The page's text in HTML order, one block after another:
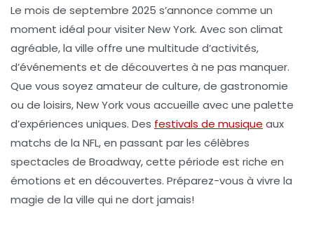
Le mois de septembre 2025 s’annonce comme un
moment idéal pour visiterNew York. Avec son climat
agréable, la ville offre une multitude d’activités,
d’événements et de découvertes à ne pas manquer.
Que vous soyez amateur de culture, de gastronomie
ou de loisirs, New York vous accueille avec une palette
d’expériences uniques. Des festivals de musique aux
matchs de la NFL, en passant par les célèbres
spectacles de Broadway, cette période est riche en
émotions et en découvertes. Préparez-vous à vivre la
magie de la ville qui ne dort jamais!